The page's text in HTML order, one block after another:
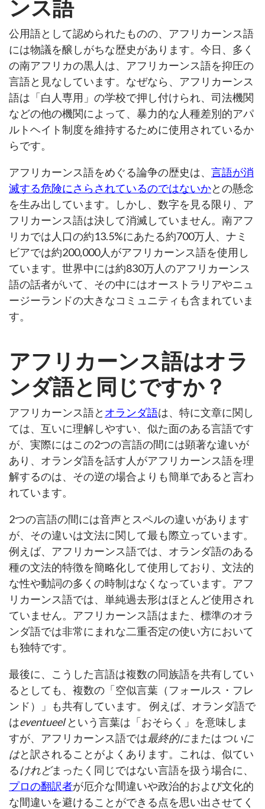
ンス語
公用語として認められたものの、アフリカーンス語
には物議を醸しがちな歴史があります。今日、多く
の南アフリカの黒人は、アフリカーンス語を抑圧の
言語と見なしています。なぜなら、アフリカーンス
語は「白人専用」の学校で押し付けられ、司法機関
などの他の機関によって、暴力的な人種差別的アパ
ルトヘイト制度を維持するために使用されているか
らです。
アフリカーンス語をめぐる論争の歴史は、 言語が消
滅する危険にさらされているのではないかとの懸念
を生み出しています。しかし、数字を見る限り、ア
フリカーンス語は決して消滅していません。南アフ
リカでは人口の約13.5%にあたる約700万人、ナミ
ビアでは約200,000人がアフリカーンス語を使用し
ています。世界中には約830万人のアフリカーンス
語の話者がいて、その中にはオーストラリアやニュ
ージーランドの大きなコミュニティも含まれていま
す。
アフリカーンス語はオラ
ンダ語と同じですか？
アフリカーンス語と オランダ語は、特に文章に関し
ては、互いに理解しやすい、似た面のある言語です
が、実際にはこの2つの言語の間には顕著な違いが
あり、オランダ語を話す人がアフリカーンス語を理
解するのは、その逆の場合よりも簡単であると言わ
れています。
2つの言語の間には音声とスペルの違いがあります
が、その違いは文法に関して最も際立っています。
例えば、アフリカーンス語では、オランダ語のある
種の文法的特徴を簡略化して使用しており、文法的
な性や動詞の多くの時制はなくなっています。アフ
リカーンス語では、単純過去形はほとんど使用され
ていません。アフリカーンス語はまた、標準のオラ
ンダ語では非常にまれな二重否定の使い方において
も独特です。
最後に、こうした言語は複数の同族語を共有してい
るとしても、複数の「空似言葉（フォールス・フレ
ンド）」も共有しています。 例えば、オランダ語で
はeventueelという言葉は「おそらく」を意味しま
すが、アフリカーンス語では最終的にまたはついに
はと訳されることがよくあります。これは、似てい
るけれどまったく同じではない言語を扱う場合に、
プロの翻訳者が厄介な間違いや政治的および文化的
な間違いを避けることができる点を思い出させてく